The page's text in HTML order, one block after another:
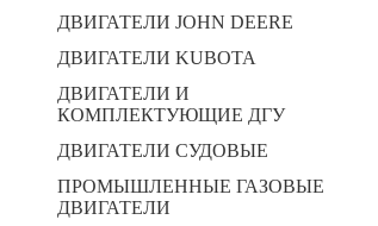
ДВИГАТЕЛИ JOHN DEERE
ДВИГАТЕЛИ KUBOTA
ДВИГАТЕЛИ И
КОМПЛЕКТУЮЩИЕ ДГУ
ДВИГАТЕЛИ СУДОВЫЕ
ПРОМЫШЛЕННЫЕ ГАЗОВЫЕ
ДВИГАТЕЛИ